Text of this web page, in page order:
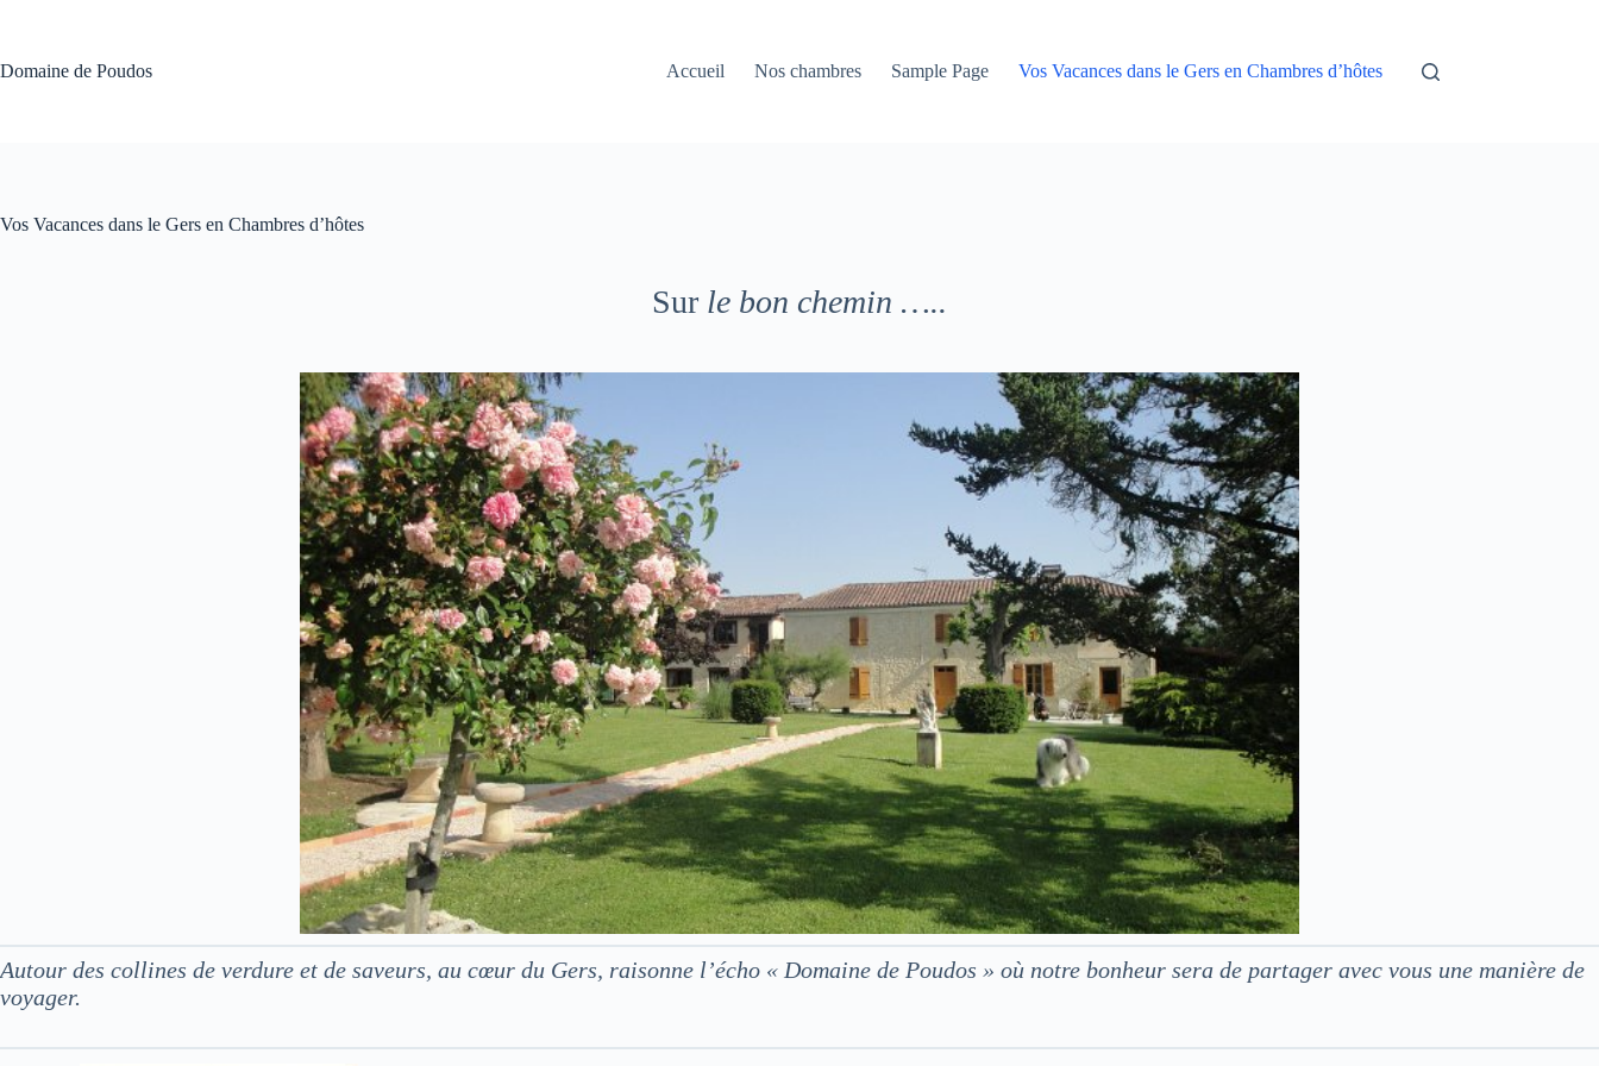
Domaine de Poudos
Accueil Nos chambres Sample Page Vos Vacances dans le Gers en Chambres d’hôtes
Vos Vacances dans le Gers en Chambres d’hôtes
Sur le bon chemin …..
Autour des collines de verdure et de saveurs, au cœur du Gers, raisonne l’écho « Domaine de Poudos » où notre bonheur sera de partager avec vous une manière de
voyager.